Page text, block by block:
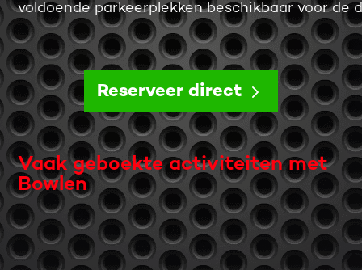
voldoende parkeerplekken beschikbaar voor de
Reserveer direct
Vaak geboekte activiteiten met
Bowlen